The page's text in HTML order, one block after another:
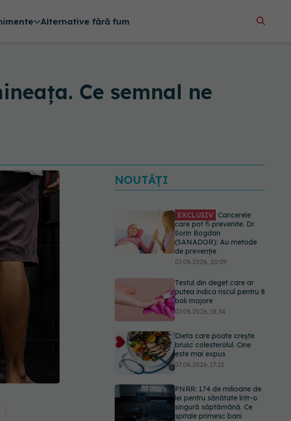
Alternative fără fum
Ce semnal ne
NOUTĂȚI
EXCLUSIV Cancerele
care pot fi prevenite. Dr.
Sorin Bogdan
(SANADOR): Au metode
de prevenție
07.08.2026, 20:09
Testul din deget care ar
putea indica riscul pentru 8
boli majore
07.08.2026, 18:34
Dieta care poate crește
brusc colesterolul. Cine
este mai expus
07.08.2026, 17:22
PNRR: 174 de milioane de
lei pentru sănătate într-o
singură săptămână. Ce
spitale primesc bani